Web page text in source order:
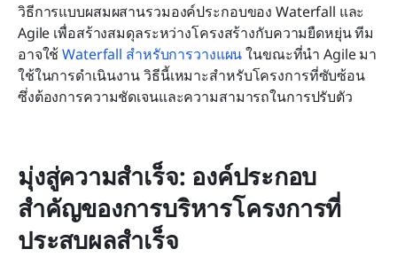
วิธีการแบบผสมผสานรวมองค์ประกอบของ Waterfall และ
Agile เพื่อสร้างสมดุลระหว่างโครงสร้างกับความยืดหยุ่น ทีม
อาจใช้ Waterfall สำหรับการวางแผน ในขณะที่นำ Agile มา
ใช้ในการดำเนินงาน วิธีนี้เหมาะสำหรับโครงการที่ซับซ้อน
ซึ่งต้องการความชัดเจนและความสามารถในการปรับตัว
มุ่งสู่ความสำเร็จ: องค์ประกอบ
สำคัญของการบริหารโครงการที่
ประสบผลสำเร็จ